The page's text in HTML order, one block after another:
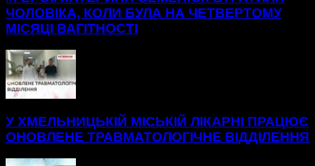
ЧОЛОВІКА, КОЛИ БУЛА НА ЧЕТВЕРТОМУ
МІСЯЦІ ВАГІТНОСТІ
У ХМЕЛЬНИЦЬКІЙ МІСЬКІЙ ЛІКАРНІ ПРАЦЮЄ
ОНОВЛЕНЕ ТРАВМАТОЛОГІЧНЕ ВІДДІЛЕННЯ